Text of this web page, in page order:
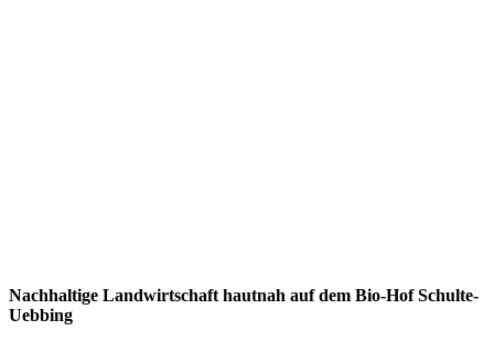
Nachhaltige Landwirtschaft hautnah auf dem Bio-Hof Schulte-
Uebbing